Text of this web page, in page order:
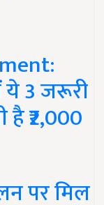
3 जरूरी
₹2,000
पर मिल